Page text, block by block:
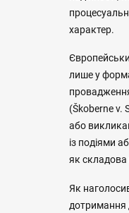
характер.
лише у
(Škoberne v.
або
із подіями
як складова
Як
дотримання